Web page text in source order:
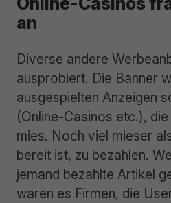
an
Diverse andere
ausprobiert. Die Banner
ausgespielten Anzeigen
(Online-Casinos etc.),
mies. Noch viel mieser
bereit ist, zu bezahlen.
jemand bezahlte Artikel
waren es Firmen, die